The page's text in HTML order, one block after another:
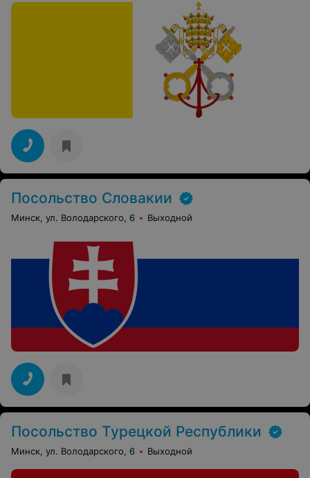
Посольство Словакии
Минск, ул. Володарского, 6 Выходной
Посольство Турецкой Республики
Минск, ул. Володарского, 6 Выходной